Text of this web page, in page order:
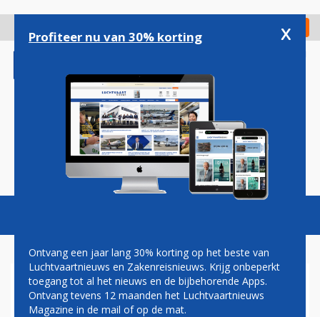
gaan
Check in
Magazine Podcasts Vacatures
FRONTIER AIRLINES
Profiteer nu van 30% korting x
Ontvang een jaar lang 30% korting op het beste van
Luchtvaartnieuws en Zakenreisnieuws. Krijg onbeperkt
toegang tot al het nieuws en de bijbehorende Apps.
Ontvang tevens 12 maanden het Luchtvaartnieuws
Magazine in de mail of op de mat.